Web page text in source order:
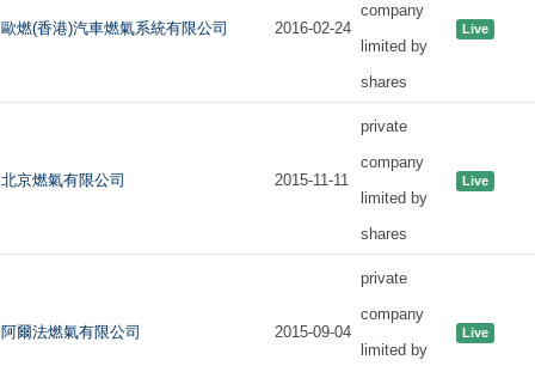
歐燃(香港)汽車燃氣系統有限公司 2016-02-24
company
limited by
shares
Live
北京燃氣有限公司 2015-11-11
private
company
limited by
shares
Live
阿爾法燃氣有限公司 2015-09-04
private
company
limited by
Live